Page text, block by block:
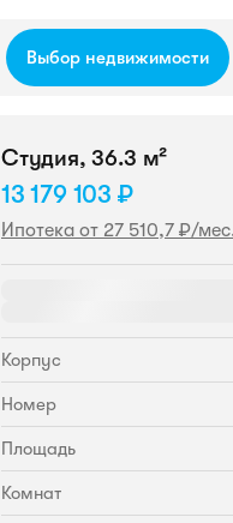
Выбор недвижимости
Студия, 36.3 м²
13 179 103 ₽
Ипотека от 27 510,7 ₽/
Корпус
Номер
Площадь
Комнат